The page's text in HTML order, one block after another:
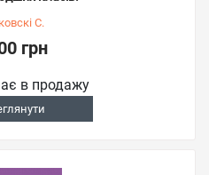
С.
грн
в продажу